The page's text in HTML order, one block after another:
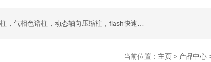
当前位置： 主页> 产品中心